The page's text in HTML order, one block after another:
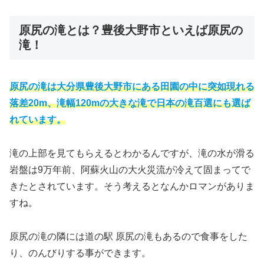
原尻の滝とは？豊後大野市といえば原尻の
滝！
原尻の滝は大分県豊後大野市にある田園の中に突如現れる
落差20m、滝幅120mの大きな滝で日本の滝百選にも選ば
れています。
滝の上部を見てもらえるとわかるんですが、滝の水が滑る
岩盤は9万年前、阿蘇火山の大火災流が冷えて固まってで
きたとされています。そう考えるとなんかロマンがありま
すね。
原尻の滝の隣には道の駅 原尻の滝もあるので食事をした
り、のんびりする事ができます。